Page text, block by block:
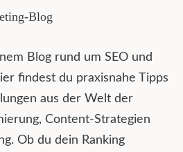
Blog
Blog rund um SEO und
findest du praxisnahe Tipps
aus der Welt der
Content-Strategien
Ob du dein Ranking